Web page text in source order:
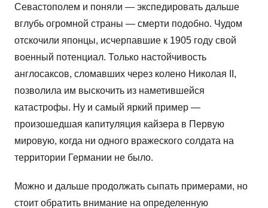
Севастополем и поняли — экспедировать дальше
вглубь огромной страны — смерти подобно. Чудом
отскочили японцы, исчерпавшие к 1905 году свой
военный потенциал. Только настойчивость
англосаксов, сломавших через колено Николая II,
позволила им выскочить из наметившейся
катастрофы. Ну и самый яркий пример —
произошедшая капитуляция кайзера в Первую
мировую, когда ни одного вражеского солдата на
территории Германии не было.
Можно и дальше продолжать сыпать примерами, но
стоит обратить внимание на определенную